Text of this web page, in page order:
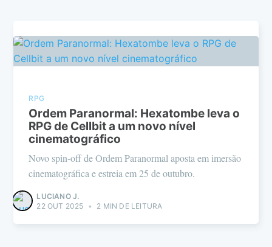
RPG
Ordem Paranormal: Hexatombe leva o
RPG de Cellbit a um novo nível
cinematográfico
Novo spin-off de Ordem Paranormal aposta em imersão
cinematográfica e estreia em 25 de outubro.
LUCIANO J.
22 OUT 2025 • 2 MIN DE LEITURA